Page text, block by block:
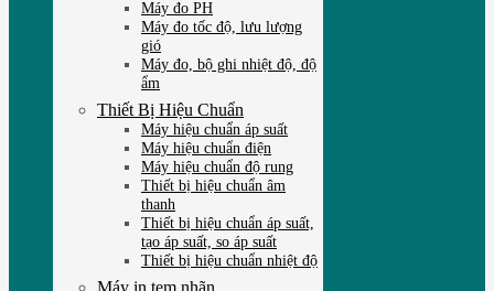
Máy đo PH
Máy đo tốc độ, lưu lượng
gió
Máy đo, bộ ghi nhiệt độ, độ
ẩm
Thiết Bị Hiệu Chuẩn
Máy hiệu chuẩn áp suất
Máy hiệu chuẩn điện
Máy hiệu chuẩn độ rung
Thiết bị hiệu chuẩn âm
thanh
Thiết bị hiệu chuẩn áp suất,
tạo áp suất, so áp suất
Thiết bị hiệu chuẩn nhiệt độ
Máy in tem nhãn